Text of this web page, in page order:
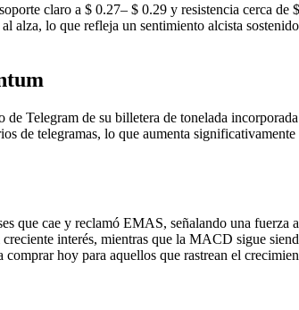
claro a $ 0.27– $ 0.29 y resistencia cerca
alza, lo que refleja un sentimiento alcista
Telegram de su billetera de tonelada
de telegramas, lo que aumenta
que cae y reclamó EMAS, señalando una
interés, mientras que la MACD sigue
hoy para aquellos que rastrean el